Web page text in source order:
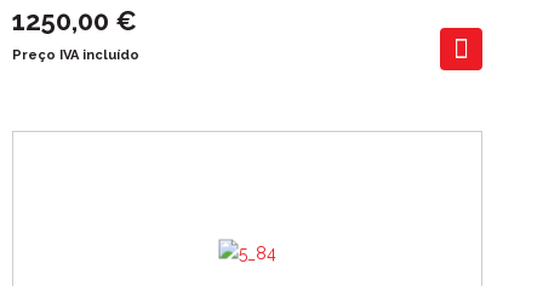
1250,00 €
Preço IVA incluído